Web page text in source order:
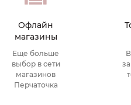
Офлайн
магазины
Еще больше
выбор в сети
магазинов
Перчаточка